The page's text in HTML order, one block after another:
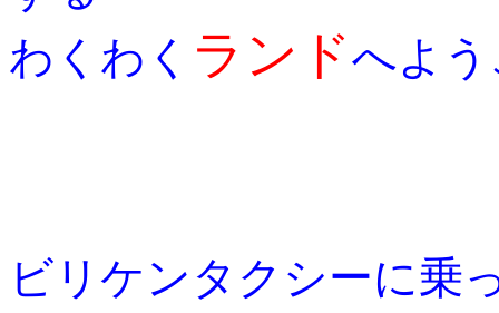
わくわく ランドへよ
ビリケンタクシーに乗